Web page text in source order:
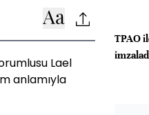
Lael
anlamıyla
TPAO